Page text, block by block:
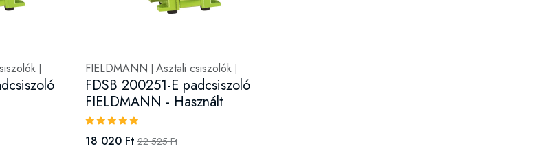
FIELDMANN Asztali csiszolók|
FDSB 200251-E padcsiszoló
FIELDMANN - Használt
18 020 Ft 22 525 Ft